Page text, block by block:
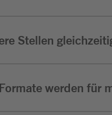
Stellen
werden für